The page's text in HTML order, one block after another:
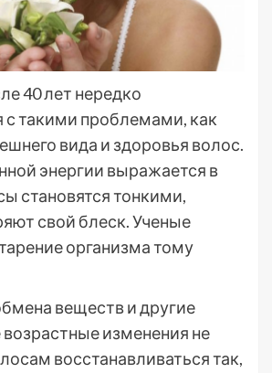
40 лет нередко
с такими проблемами, как
вида и здоровья волос.
энергии выражается в
становятся тонкими,
свой блеск. Ученые
организма тому
веществ и другие
изменения не
восстанавливаться так,